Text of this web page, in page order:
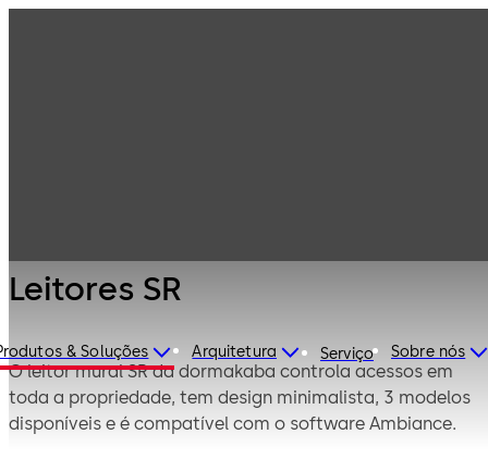
& Soluções Arquitetura Serviço Sobre nós
Leitores SR
O leitor mural SR da dormakaba controla acessos em
toda a propriedade, tem design minimalista, 3 modelos
disponíveis e é compatível com o software Ambiance.